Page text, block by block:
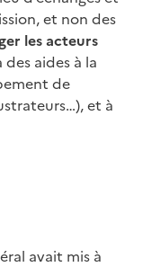
et non des
les acteurs
aides à la
de
et à
avait mis à